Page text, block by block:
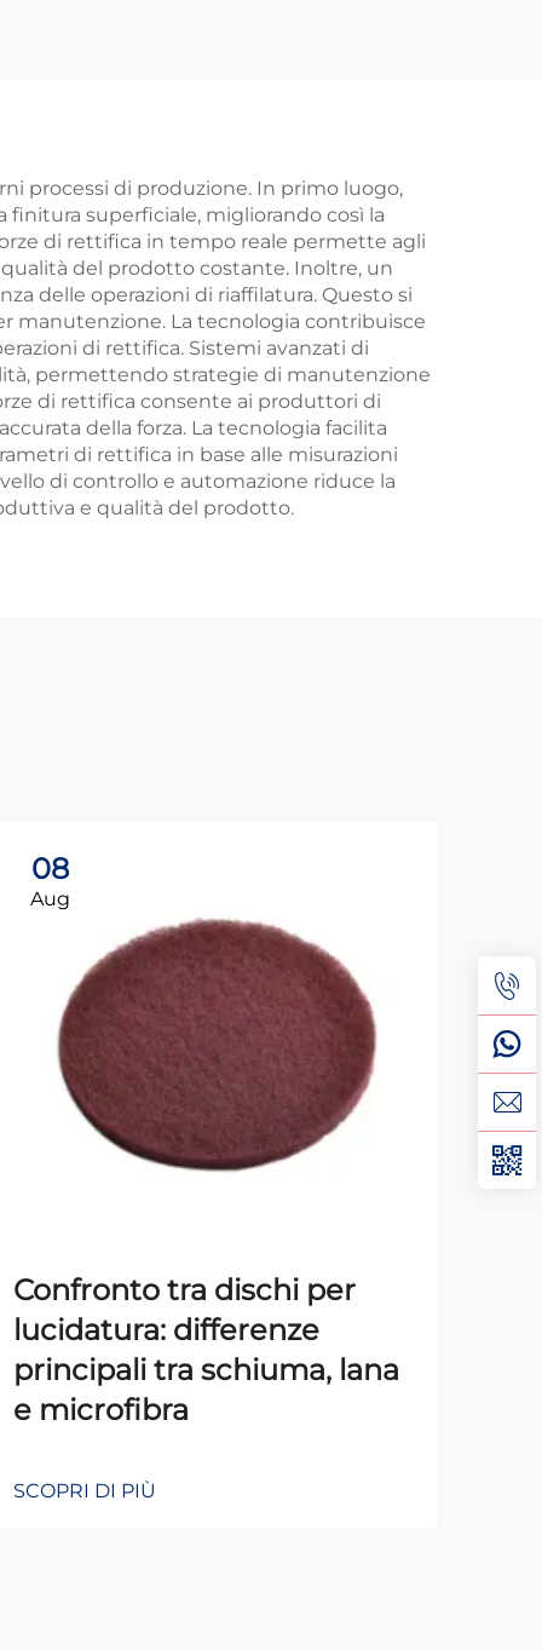
processi di produzione. In primo luogo,
superficiale, migliorando così la
di rettifica in tempo reale permette agli
del prodotto costante. Inoltre, un
delle operazioni di riaffilatura. Questo si
manutenzione. La tecnologia contribuisce
di rettifica. Sistemi avanzati di
permettendo strategie di manutenzione
di rettifica consente ai produttori di
della forza. La tecnologia facilita
di rettifica in base alle misurazioni
di controllo e automazione riduce la
e qualità del prodotto.
08
Aug
Confronto tra dischi per
lucidatura: differenze
principali tra schiuma, lana
e microfibra
SCOPRI DI PIÙ